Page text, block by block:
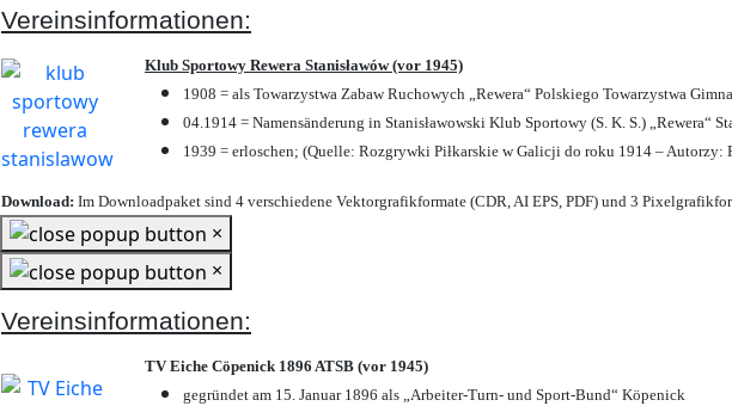
Vereinsinformationen:
Klub Sportowy Rewera Stanisławów (vor 1945)
1908 = als Towarzystwa Zabaw Ruchowych „Rewera“ Polskiego Towarzystwa
04.1914 = Namensänderung in Stanisławowski Klub Sportowy (S. K. S.) „Rewera“
1939 = erloschen; (Quelle: Rozgrywki Piłkarskie w Galicji do roku 1914 –
Download: Im Downloadpaket sind 4 verschiedene Vektorgrafikformate (CDR, AI EPS, PDF) und 3
×
×
Vereinsinformationen:
TV Eiche Cöpenick 1896 ATSB (vor 1945)
gegründet am 15. Januar 1896 als „Arbeiter-Turn- und Sport-Bund“ Köpenick